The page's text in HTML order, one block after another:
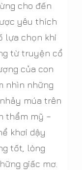
cho đến
yêu thích
lựa chọn khi
từ truyện cổ
của con
nhìn những
múa trên
thẩm mỹ –
khơi dậy
tốt, lòng
giấc mơ.